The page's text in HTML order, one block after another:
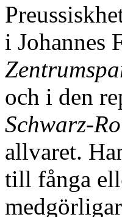
i Johannes
och i den
Schwarz-
allvaret.
till fånga